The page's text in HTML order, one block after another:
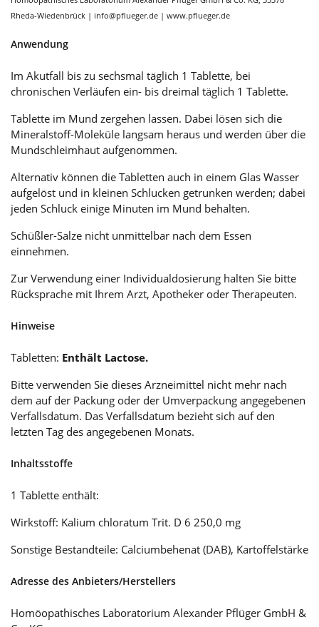
Rheda-Wiedenbrück | info@pflueger.de | www.pflueger.de
Anwendung
Im Akutfall bis zu sechsmal täglich 1 Tablette, bei
chronischen Verläufen ein- bis dreimal täglich 1 Tablette.
Tablette im Mund zergehen lassen. Dabei lösen sich die
Mineralstoff-Moleküle langsam heraus und werden über die
Mundschleimhaut aufgenommen.
Alternativ können die Tabletten auch in einem Glas Wasser
aufgelöst und in kleinen Schlucken getrunken werden; dabei
jeden Schluck einige Minuten im Mund behalten.
Schüßler-Salze nicht unmittelbar nach dem Essen
einnehmen.
Zur Verwendung einer Individualdosierung halten Sie bitte
Rücksprache mit Ihrem Arzt, Apotheker oder Therapeuten.
Hinweise
Tabletten: Enthält Lactose.
Bitte verwenden Sie dieses Arzneimittel nicht mehr nach
dem auf der Packung oder der Umverpackung angegebenen
Verfallsdatum. Das Verfallsdatum bezieht sich auf den
letzten Tag des angegebenen Monats.
Inhaltsstoffe
1 Tablette enthält:
Wirkstoff: Kalium chloratum Trit. D 6 250,0 mg
Sonstige Bestandteile: Calciumbehenat (DAB), Kartoffelstärke
Adresse des Anbieters/Herstellers
Homöopathisches Laboratorium Alexander Pflüger GmbH &